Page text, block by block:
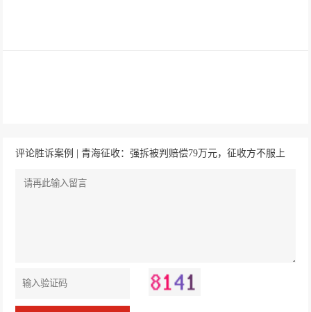
评论胜诉案例 | 青海征收：强拆被判赔偿79万元，征收方不服上
诉，二审再加50万！